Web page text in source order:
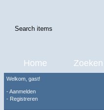
Home Zoeken
Welkom, gast!
-Aanmelden
- Registreren